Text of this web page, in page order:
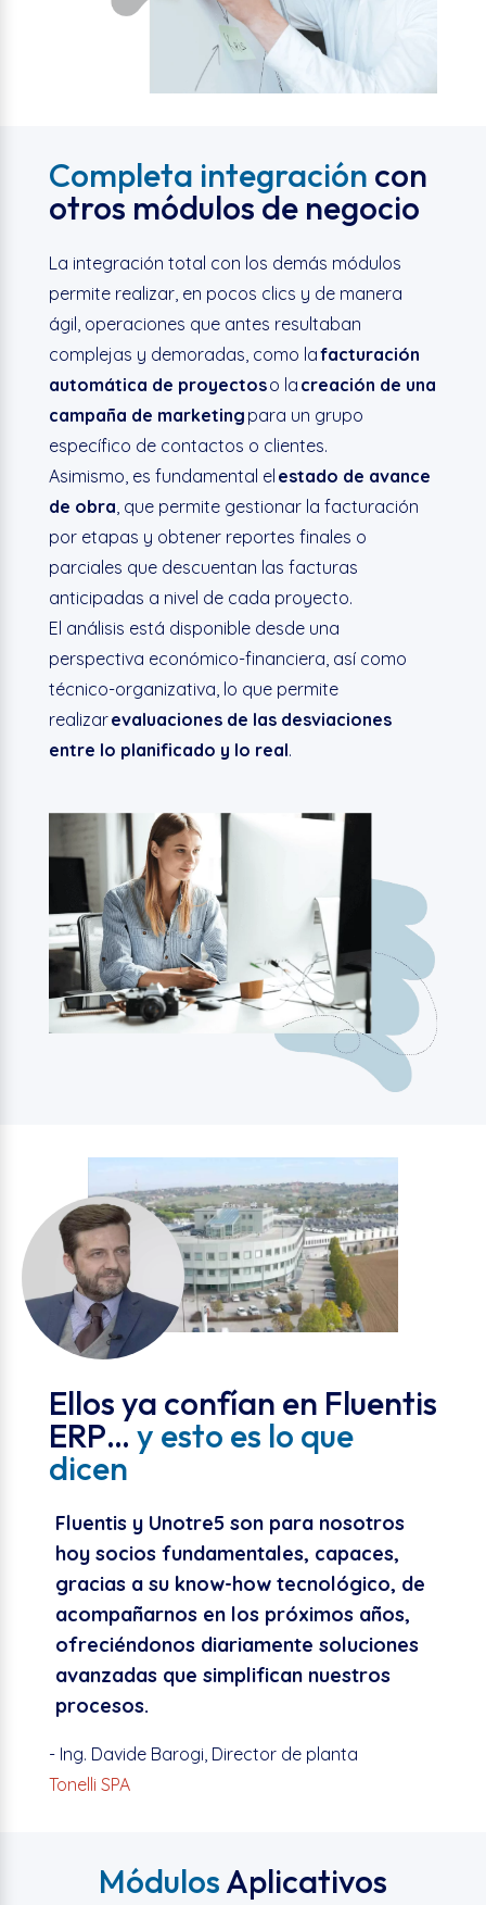
Completa integración con
otros módulos de negocio
La integración total con los demás módulos
permite realizar, en pocos clics y de manera
ágil, operaciones que antes resultaban
complejas y demoradas, como lafacturación
automática de proyectoso la creación de una
campaña de marketing para un grupo
específico de contactos o clientes.
Asimismo, es fundamental el estado de avance
de obra, que permite gestionar la facturación
por etapas y obtener reportes finales o
parciales que descuentan las facturas
anticipadas a nivel de cada proyecto.
El análisis está disponible desde una
perspectiva económico-financiera, así como
técnico-organizativa, lo que permite
realizarevaluaciones de las desviaciones
entre lo planificado y lo real.
Ellos ya confían en Fluentis
ERP… y esto es lo que
dicen
Fluentis y Unotre5 son para nosotros
hoy socios fundamentales, capaces,
gracias a su know-how tecnológico, de
acompañarnos en los próximos años,
ofreciéndonos diariamente soluciones
avanzadas que simplifican nuestros
procesos.
- Ing. Davide Barogi, Director de planta
Tonelli SPA
MódulosAplicativos